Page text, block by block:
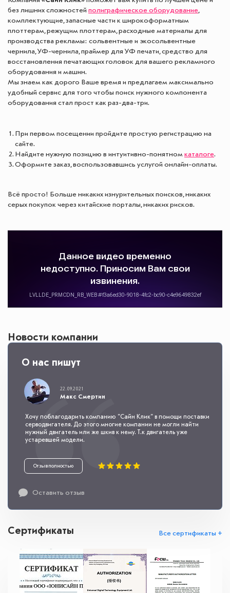
без лишних сложностей полиграфическое оборудование,
комплектующие, запасные части к широкоформатным
плоттерам, режущим плоттерам, расходные материалы для
производства рекламы: сольвентные и экосольвентные
чернила, УФ-чернила, праймер для УФ печати, средство для
восстановления печатающих головок для вашего рекламного
оборудования и машин.
Мы знаем как дорого Ваше время и предлагаем максимально
удобный сервис для того чтобы поиск нужного компонента
оборудования стал прост как раз-два-три.
При первом посещении пройдите простую регистрацию на
сайте.
Найдите нужную позицию в интуитивно-понятном каталоге.
Оформите заказ, воспользовавшись услугой онлайн-оплаты.
Всё просто! Больше никаких изнурительных поисков, никаких
серых покупок через китайские порталы, никаких рисков.
Новости компании
Все новости +
О нас пишут
Оставить отзыв
22.09.2021
Макс Смертин
Хочу поблагодарить компанию "Сайн Клик" в помощи поставки
серводвигателя. До этого многие компании не могли найти
нужный двигатель или же шкив к нему. Т.к двигатель уже
устаревшей модели.
Отзыв полностью
Сертификаты Все сертификаты +